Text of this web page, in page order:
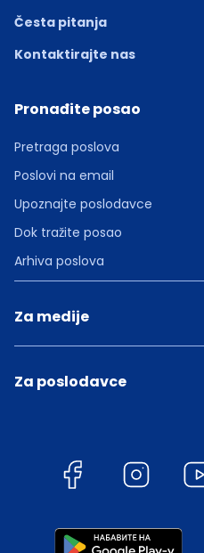
Česta pitanja
Kontaktirajte nas
Pronađite posao
Pretraga poslova
Poslovi na email
Upoznajte poslodavce
Dok tražite posao
Arhiva poslova
Za medije
Za poslodavce